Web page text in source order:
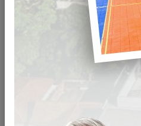
Compartilhar
Resultado-de-julgamento-CD-